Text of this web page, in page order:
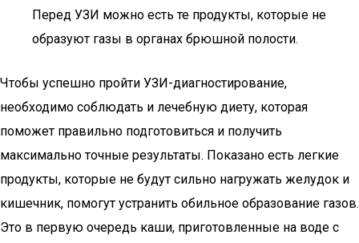
Перед УЗИ можно есть те продукты, которые не
образуют газы в органах брюшной полости.
Чтобы успешно пройти УЗИ-диагностирование,
необходимо соблюдать и лечебную диету, которая
поможет правильно подготовиться и получить
максимально точные результаты. Показано есть легкие
продукты, которые не будут сильно нагружать желудок и
кишечник, помогут устранить обильное образование газов.
Это в первую очередь каши, приготовленные на воде с